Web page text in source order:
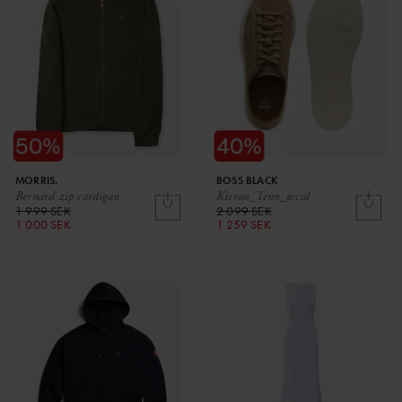
Bernard zip cardigan
MORRIS.
1 999 SEK
1 000 SEK
Kieran_Tenn_wcsd
BOSS BLACK
2 099 SEK
1 259 SEK